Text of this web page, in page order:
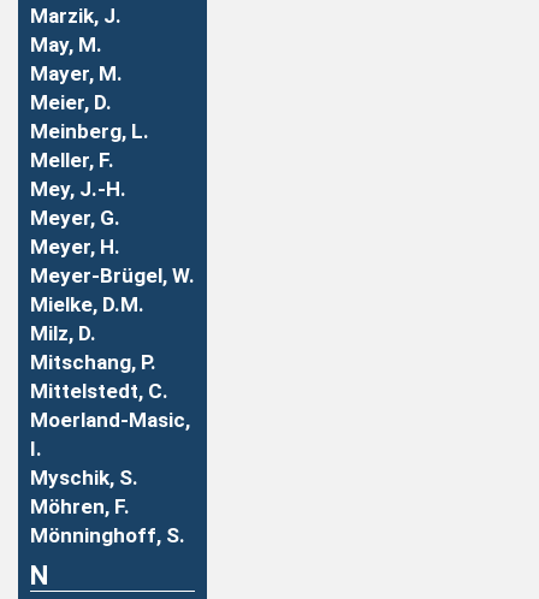
Marzik, J.
May, M.
Mayer, M.
Meier, D.
Meinberg, L.
Meller, F.
Mey, J.-H.
Meyer, G.
Meyer, H.
Meyer-Brügel, W.
Mielke, D.M.
Milz, D.
Mitschang, P.
Mittelstedt, C.
Moerland-Masic,
I.
Myschik, S.
Möhren, F.
Mönninghoff, S.
N